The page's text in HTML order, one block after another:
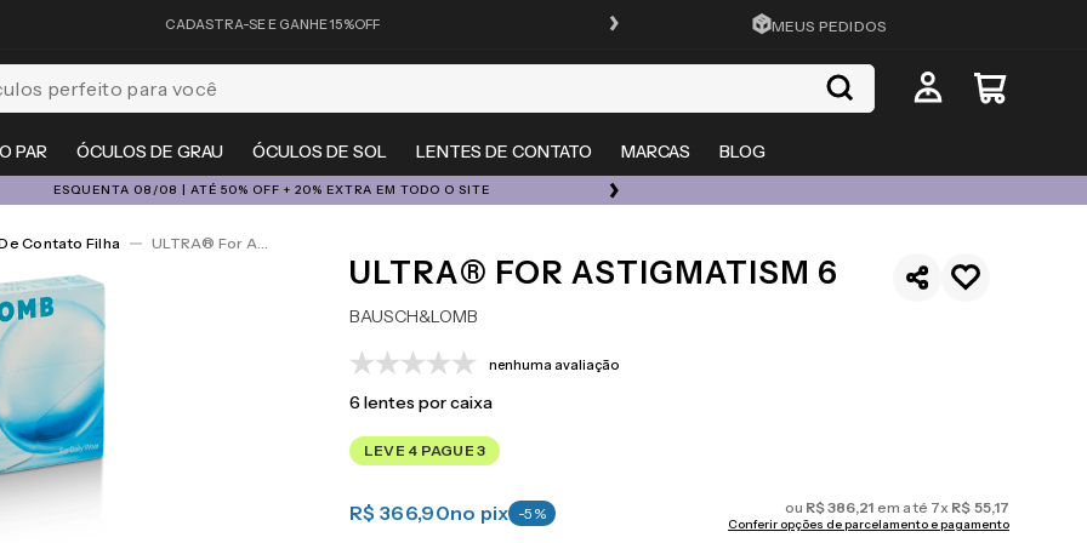
CADASTRA-SE E GANHE 15%OFF FRETE GRÁTIS EM TODO O SITE
MEUS PEDIDOS
PAR ÓCULOS DE GRAU ÓCULOS DE SOL LENTES DE CONTATO MARCAS BLOG
para você
ESQUENTA 08/08 | ATÉ 50% OFF + 20% EXTRA EM TODO O SITE ÓCULOS DE GRAU, SOL E LENTES COM ATÉ 50% OFF + 20% EXTRA
Contato Filha ULTRA® For Astigmatism 6
ULTRA® FOR ASTIGMATISM 6
BAUSCH&LOMB
nenhuma avaliação
6 lentes por caixa
LEVE 4 PAGUE 3
R$ 366,90no pix -5 % ou R$386,21 em até 7x R$ 55,17
Conferir opções de parcelamento e pagamento